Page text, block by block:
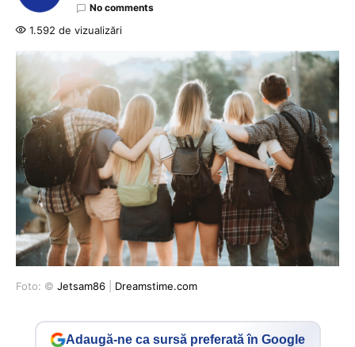
No comments
1.592 de vizualizări
Foto: © Jetsam86 Dreamstime.com
Adaugă-ne ca sursă preferată în Google